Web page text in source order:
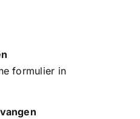
formulier in